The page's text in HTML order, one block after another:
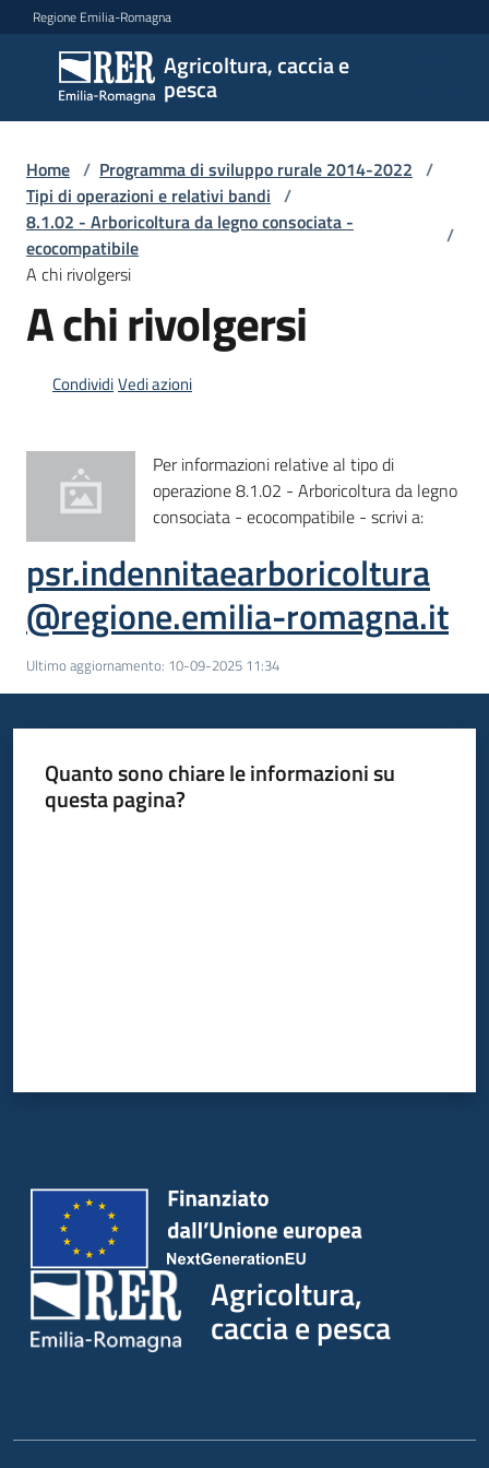
Vai al contenuto
Vai alla navigazione
Vai al footer
Regione Emilia-Romagna
Agricoltura, caccia e
pesca
Agricoltura,
caccia e
pesca
Argomenti
Novità
Servizi
Leggi
bandi
Piani
programmi
progetti
Agricoltura
cifre
Home / Programma di sviluppo rurale 2014-2022 /
Tipi di operazioni e relativi bandi /
8.1.02 - Arboricoltura da legno consociata -
ecocompatibile
/
A chi rivolgersi
A chi rivolgersi
CondividiVedi azioni
Per informazioni relative al tipo di
operazione 8.1.02 - Arboricoltura da legno
consociata - ecocompatibile - scrivi a:
psr.indennitaearboricoltura
@regione.emilia-romagna.it
Ultimo aggiornamento: 10-09-2025 11:34
Quanto sono chiare le informazioni su
questa pagina?
Agricoltura,
caccia e pesca